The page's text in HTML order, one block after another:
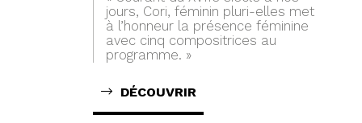
jours, Cori, féminin pluri-elles met
à l’honneur la présence féminine
avec cinq compositrices au
programme. »
DÉCOUVRIR